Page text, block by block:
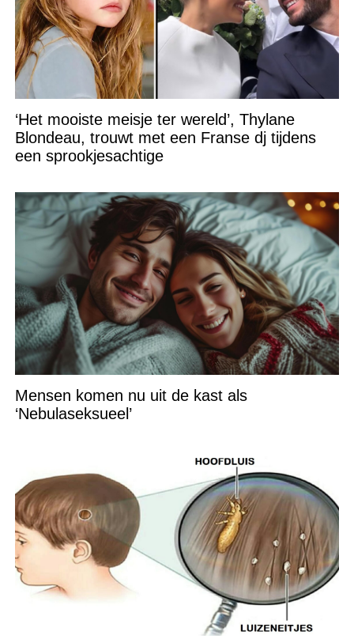
‘Het mooiste meisje ter wereld’, Thylane
Blondeau, trouwt met een Franse dj tijdens
een sprookjesachtige
Mensen komen nu uit de kast als
‘Nebulaseksueel’